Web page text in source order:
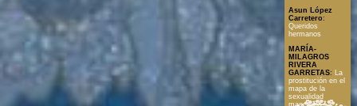
Asun López
Carretero:
Queridos
hermanos
MARÍA-
MILAGROS
RIVERA
GARRETAS: La
prostitución en el
mapa de la
sexualidad